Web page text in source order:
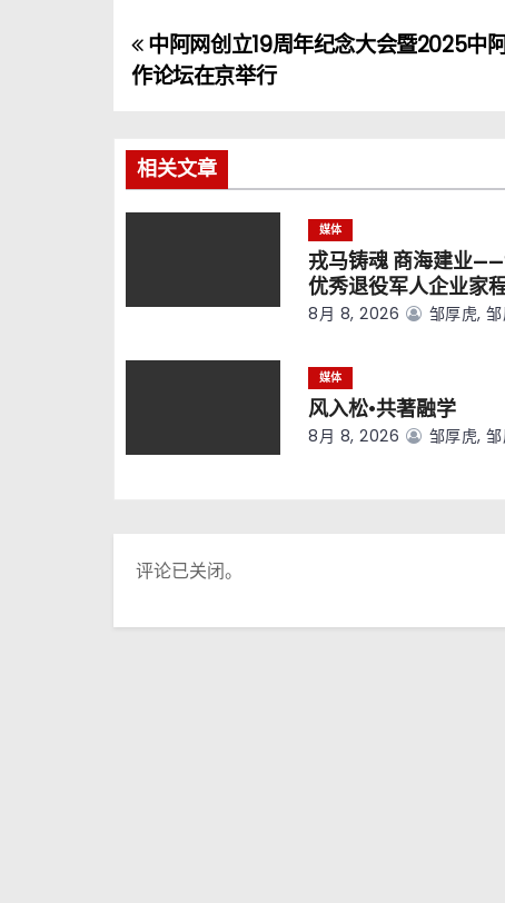
文
章
导
航
中阿网创立19周年纪念大会暨2025中
作论坛在京举行
相关文章
媒体
戎马铸魂 商海建业
优秀退役军人企业家
8月 8, 2026 邹厚虎,
媒体
风入松·共著融学
8月 8, 2026 邹厚虎,
评论已关闭。